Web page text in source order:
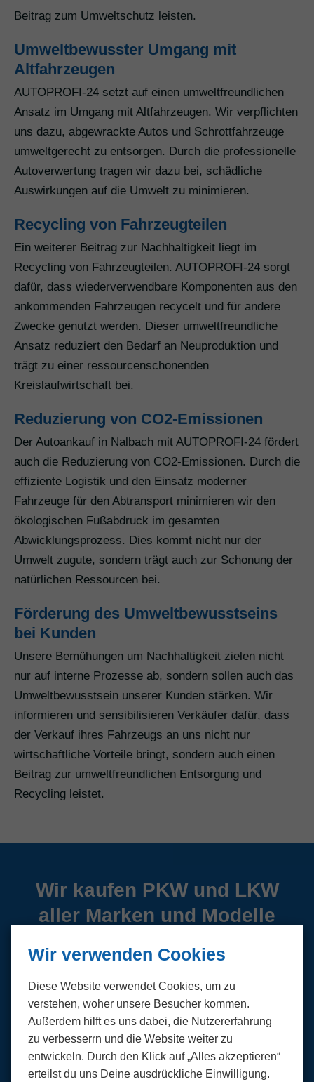
Beitrag zum Umweltschutz leisten.
Umweltbewusster Umgang mit
Altfahrzeugen
AUTOPROFI-24 setzt auf einen umweltfreundlichen
Ansatz im Umgang mit Altfahrzeugen. Wir verpflichten
uns dazu, abgewrackte Autos und Schrottfahrzeuge
umweltgerecht zu entsorgen. Durch die professionelle
Autoverwertung tragen wir dazu bei, schädliche
Auswirkungen auf die Umwelt zu minimieren.
Recycling von Fahrzeugteilen
Ein weiterer Beitrag zur Nachhaltigkeit liegt im
Recycling von Fahrzeugteilen. AUTOPROFI-24 sorgt
dafür, dass wiederverwendbare Komponenten aus den
ankommenden Fahrzeugen recycelt und für andere
Zwecke genutzt werden. Dieser umweltfreundliche
Ansatz reduziert den Bedarf an Neuproduktion und
trägt zu einer ressourcenschonenden
Kreislaufwirtschaft bei.
Reduzierung von CO2-Emissionen
Der Autoankauf in Nalbach mit AUTOPROFI-24 fördert
auch die Reduzierung von CO2-Emissionen. Durch die
effiziente Logistik und den Einsatz moderner
Fahrzeuge für den Abtransport minimieren wir den
ökologischen Fußabdruck im gesamten
Abwicklungsprozess. Dies kommt nicht nur der
Umwelt zugute, sondern trägt auch zur Schonung der
natürlichen Ressourcen bei.
Förderung des Umweltbewusstseins
bei Kunden
Unsere Bemühungen um Nachhaltigkeit zielen nicht
nur auf interne Prozesse ab, sondern sollen auch das
Umweltbewusstsein unserer Kunden stärken. Wir
informieren und sensibilisieren Verkäufer dafür, dass
der Verkauf ihres Fahrzeugs an uns nicht nur
wirtschaftliche Vorteile bringt, sondern auch einen
Beitrag zur umweltfreundlichen Entsorgung und
Recycling leistet.
Wir kaufen PKW und LKW
aller Marken und Modelle
Audi BMW
Citroen Cupra
Dacia DS
Wir verwenden Cookies
Diese Website verwendet Cookies, um zu
verstehen, woher unsere Besucher kommen.
Außerdem hilft es uns dabei, die Nutzer­erfahrung
zu verbesserrn und die Website weiter zu
entwickeln. Durch den Klick auf „Alles akzeptieren“
erteilst du uns Deine ausdrückliche Einwilligung.